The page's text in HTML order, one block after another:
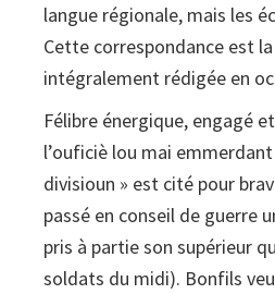
langue régionale, mais les
Cette correspondance est
intégralement rédigée en
Félibre énergique, engagé
l’ouficiè lou mai
divisioun » est cité pour
passé en conseil de guerre
pris à partie son supérieur
soldats du midi). Bonfils